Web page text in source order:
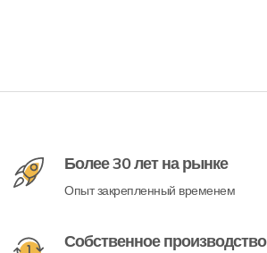
Более 30 лет на рынке
Опыт закрепленный временем
Собственное производство